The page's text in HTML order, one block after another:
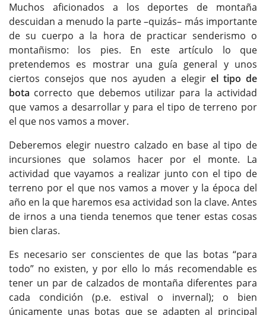
Muchos aficionados a los deportes de montaña
descuidan a menudo la parte –quizás– más importante
de su cuerpo a la hora de practicar senderismo o
montañismo: los pies. En este artículo lo que
pretendemos es mostrar una guía general y unos
ciertos consejos que nos ayuden a elegir el tipo de
bota correcto que debemos utilizar para la actividad
que vamos a desarrollar y para el tipo de terreno por
el que nos vamos a mover.
Deberemos elegir nuestro calzado en base al tipo de
incursiones que solamos hacer por el monte. La
actividad que vayamos a realizar junto con el tipo de
terreno por el que nos vamos a mover y la época del
año en la que haremos esa actividad son la clave. Antes
de irnos a una tienda tenemos que tener estas cosas
bien claras.
Es necesario ser conscientes de que las botas “para
todo” no existen, y por ello lo más recomendable es
tener un par de calzados de montaña diferentes para
cada condición (p.e. estival o invernal); o bien
únicamente unas botas que se adapten al principal